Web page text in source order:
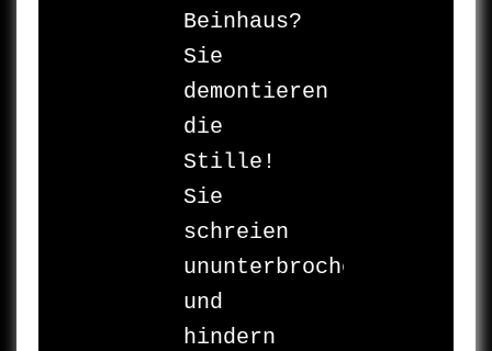
Beinhaus?
Sie
demontieren
die
Stille!
Sie
schreien
ununterbrochen
und
hindern